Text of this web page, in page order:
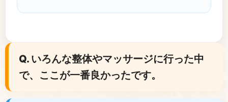
Q. いろんな整体やマッサージに行った中
で、ここが一番良かったです。